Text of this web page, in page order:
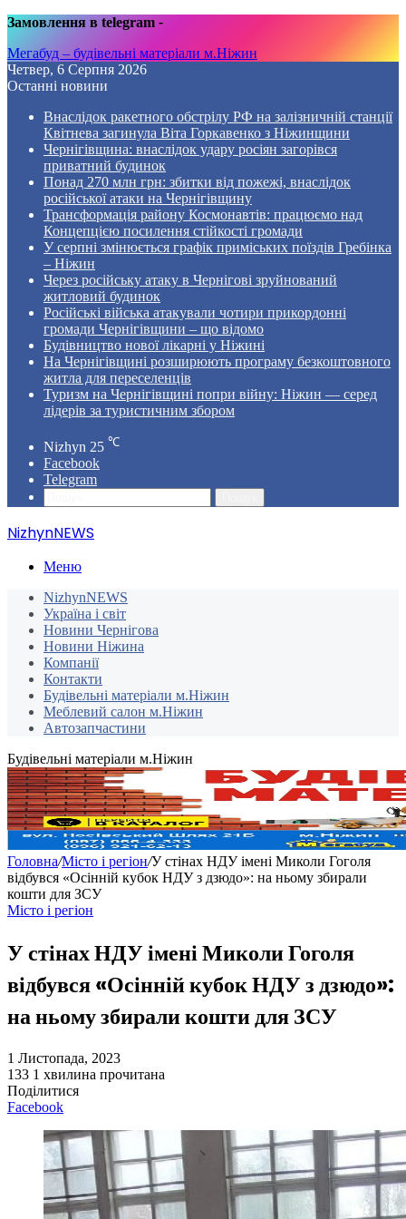
Замовлення в telegram -
Мегабуд – будівельні матеріали м.Ніжин
Четвер, 6 Серпня 2026
Останні новини
Внаслідок ракетного обстрілу РФ на залізничній станції
Квітнева загинула Віта Горкавенко з Ніжинщини
Чернігівщина: внаслідок удару росіян загорівся
приватний будинок
Понад 270 млн грн: збитки від пожежі, внаслідок
російської атаки на Чернігівщину
Трансформація району Космонавтів: працюємо над
Концепцією посилення стійкості громади
У серпні змінюється графік приміських поїздів Гребінка
– Ніжин
Через російську атаку в Чернігові зруйнований
житловий будинок
Російські війська атакували чотири прикордонні
громади Чернігівщини – що відомо
Будівництво нової лікарні у Ніжині
На Чернігівщині розширюють програму безкоштовного
житла для переселенців
Туризм на Чернігівщині попри війну: Ніжин — серед
лідерів за туристичним збором
Nizhyn 25 ℃
Facebook
Telegram
NizhynNEWS
Меню
NizhynNEWS
Україна і світ
Новини Чернігова
Новини Ніжина
Компанії
Контакти
Будівельні матеріали м.Ніжин
Меблевий салон м.Ніжин
Автозапчастини
Будівельні матеріали м.Ніжин
Головна/Місто і регіон/У стінах НДУ імені Миколи Гоголя
відбувся «Осінній кубок НДУ з дзюдо»: на ньому збирали
кошти для ЗСУ
Місто і регіон
У стінах НДУ імені Миколи Гоголя
відбувся «Осінній кубок НДУ з дзюдо»:
на ньому збирали кошти для ЗСУ
1 Листопада, 2023
133 1 хвилина прочитана
Поділитися
Facebook